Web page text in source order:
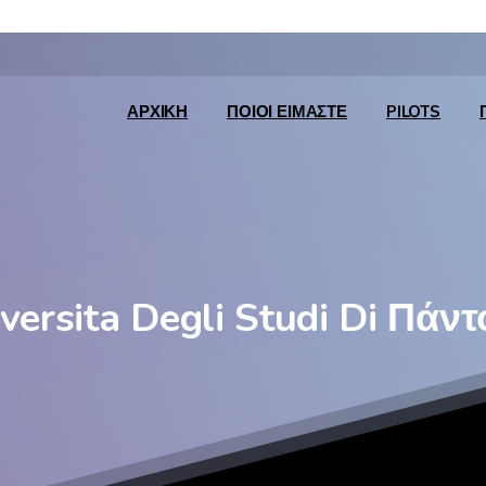
ΑΡΧΙΚΉ ΠΟΙΟΙ ΕΊΜΑΣΤΕ PILOTS
Degli Studi Di